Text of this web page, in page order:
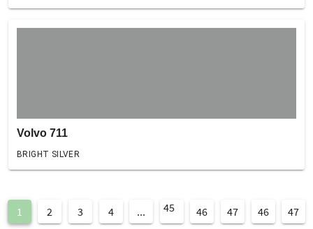
Volvo 711
BRIGHT SILVER
1 2 3 4 ... 45 46 47 46 47